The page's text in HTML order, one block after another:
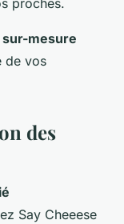
proches.
sur-mesure
de vos
des
Say Cheeese